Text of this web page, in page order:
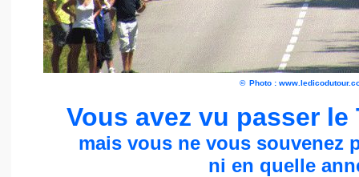
© Photo :
Vous avez vu passer le
mais vous ne vous souvenez
ni en quelle